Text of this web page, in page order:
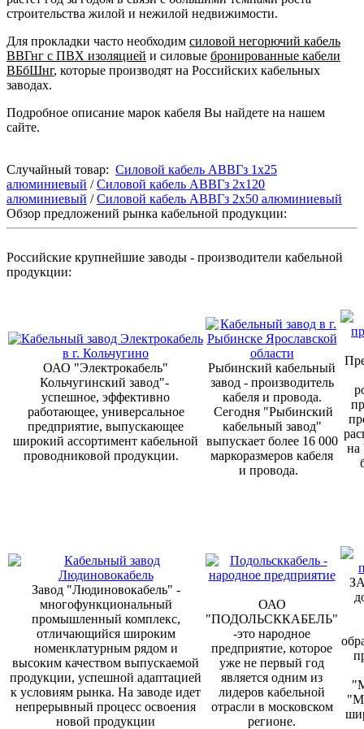
строительства жилой и нежилой недвижимости.
Для прокладки часто необходим силовой негорючий кабель
ВВГнг с ПВХ изоляцией и силовые бронированные кабели
ВБбШнг, которые производят на Российских кабельных
заводах.
Подробное описание марок кабеля Вы найдете на нашем
сайте.
Случайный товар: Силовой кабель АВВГз 1х25
алюминиевый /Силовой кабель АВВГз 2х120
алюминиевый /Силовой кабель АВВГз 2х50 алюминиевый
Обзор предложений рынка кабельной продукции:
Российские крупнейшие заводы - производители кабельной
продукции:
ОАО "Электрокабель"
Кольчугинский завод"-
успешное, эффективно
работающее, универсальное
предприятие, выпускающее
широкий ассортимент кабельной
проводниковой продукции.
Рыбинский кабельный
завод - производитель
кабеля и провода.
Сегодня "Рыбинский
кабельный завод"
выпускает более 16 000
маркоразмеров кабеля
и провода.
на
Завод "Людиновокабель" -
многофункциональный
промышленный комплекс,
отличающийся широким
номенклатурным рядом и
высоким качеством выпускаемой
продукции, успешной адаптацией
к условиям рынка. На заводе идет
непрерывный процесс освоения
новой продукции
ОАО
"ПОДОЛЬСККАБЕЛЬ"
-это народное
предприятие, которое
уже не первый год
является одним из
лидеров кабельной
отрасли в московском
регионе.